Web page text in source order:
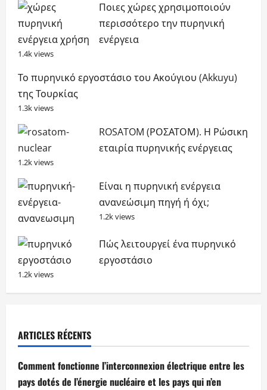
Ποιες χώρες χρησιμοποιούν
περισσότερο την πυρηνική
ενέργεια
1.4k views
Το πυρηνικό εργοστάσιο του Ακούγιου (Akkuyu)
της Τουρκίας
1.3k views
ROSATOM (ΡΟΣΑΤΟΜ). Η Ρώσικη
εταιρία πυρηνικής ενέργειας
1.2k views
Είναι η πυρηνική ενέργεια
ανανεώσιμη πηγή ή όχι;
1.2k views
Πώς λειτουργεί ένα πυρηνικό
εργοστάσιο
1.2k views
ARTICLES RÉCENTS
Comment fonctionne l’interconnexion électrique entre les
pays dotés de l’énergie nucléaire et les pays qui n’en